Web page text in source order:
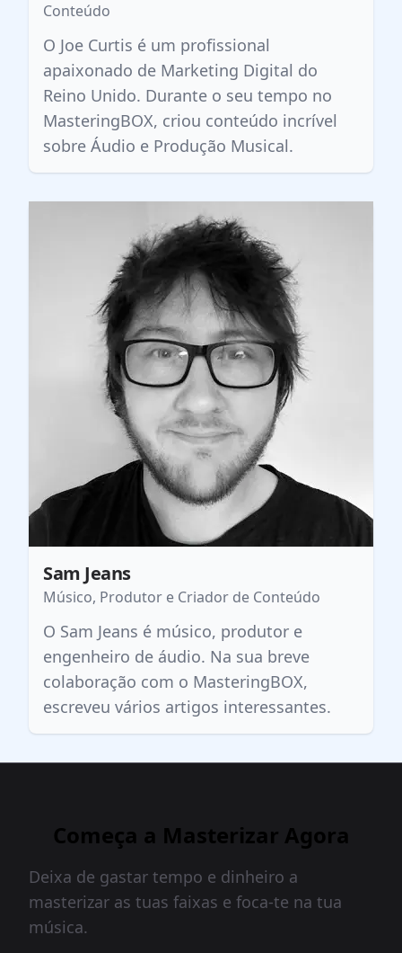
Conteúdo
O Joe Curtis é um profissional
apaixonado de Marketing Digital do
Reino Unido. Durante o seu tempo no
MasteringBOX, criou conteúdo incrível
sobre Áudio e Produção Musical.
Sam Jeans
Músico, Produtor e Criador de Conteúdo
O Sam Jeans é músico, produtor e
engenheiro de áudio. Na sua breve
colaboração com o MasteringBOX,
escreveu vários artigos interessantes.
Começa a Masterizar Agora
Deixa de gastar tempo e dinheiro a
masterizar as tuas faixas e foca-te na tua
música.